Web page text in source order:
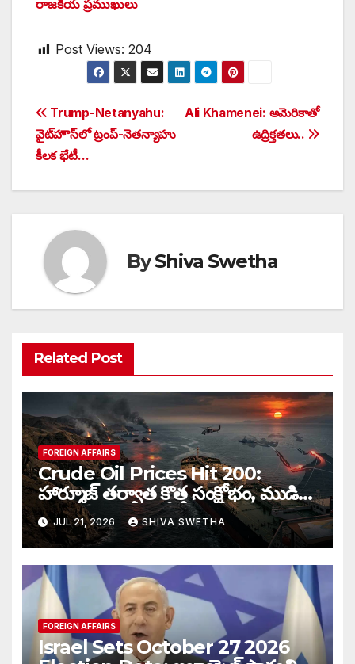
రాజకీయ ప్రముఖులు
Post Views: 204
Post
navigation
Ali Khamenei: అమెరికాతో
ఉద్రిక్తతలు..
Trump-Netanyahu:
వైట్‌హౌస్‌లో ట్రంప్-నెతన్యాహు
కీలక భేటీ…
ByShiva Swetha
Related Post
FOREIGN AFFAIRS
Crude Oil Prices Hit 200:
హార్మూజ్‌ తర్వాత కొత్త సంక్షోభం, ముడి
చమురు ధరలు భారీగా పెరుగుతాయా…
JUL 21, 2026 SHIVA SWETHA
FOREIGN AFFAIRS
Israel Sets October 27 2026